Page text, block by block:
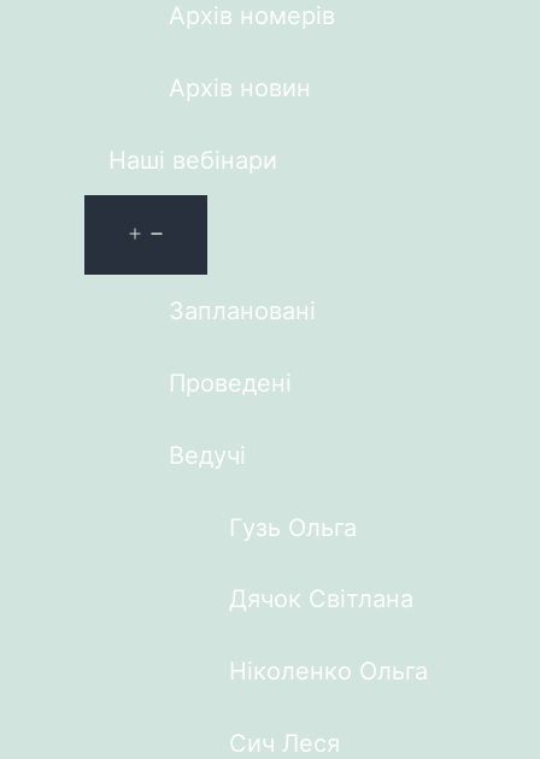
Архів номерів
Архів новин
Наші вебінари
Заплановані
Проведені
Ведучі
Гузь Ольга
Дячок Світлана
Ніколенко Ольга
Сич Леся